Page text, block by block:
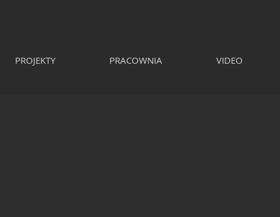
PROJEKTY PRACOWNIA VIDEO